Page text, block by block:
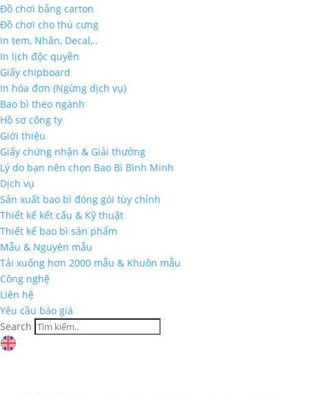
Đồ chơi bằng carton
Đồ chơi cho thú cưng
In tem, Nhãn, Decal,..
In lịch độc quyền
Giấy chipboard
In hóa đơn (Ngừng dịch vụ)
Bao bì theo ngành
Hồ sơ công ty
Giới thiệu
Giấy chứng nhận & Giải thưởng
Lý do bạn nên chọn Bao Bì Bình Minh
Dịch vụ
Sản xuất bao bì đóng gói tùy chỉnh
Thiết kế kết cấu & Kỹ thuật
Thiết kế bao bì sản phẩm
Mẫu & Nguyên mẫu
Tải xuống hơn 2000 mẫu & Khuôn mẫu
Công nghệ
Liên hệ
Yêu cầu báo giá
Search